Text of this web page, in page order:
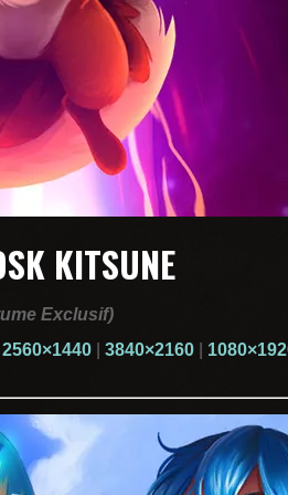
KITSUNE
Exclusif)
2560×1440 3840×2160